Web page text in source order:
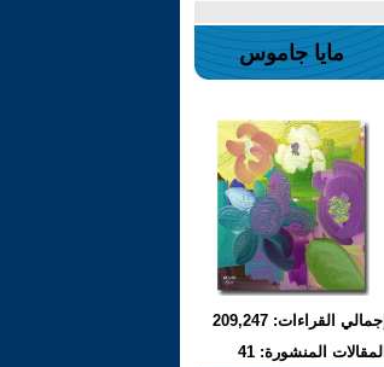
مايا جاموس
إجمالي القراءات: 209,247
المقالات المنشورة: 41